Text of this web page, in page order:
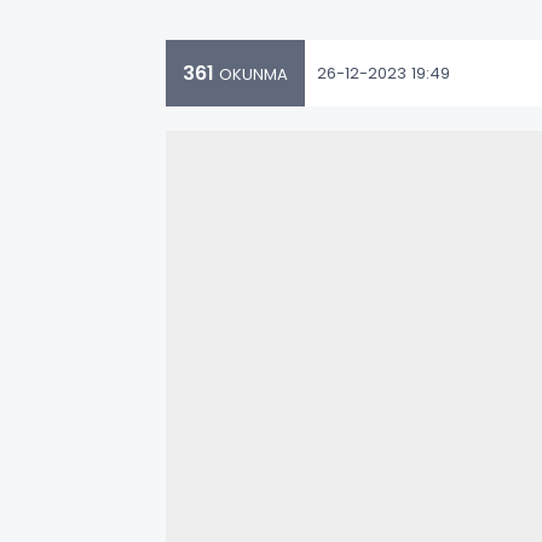
361 OKUNMA 26-12-2023 19:49